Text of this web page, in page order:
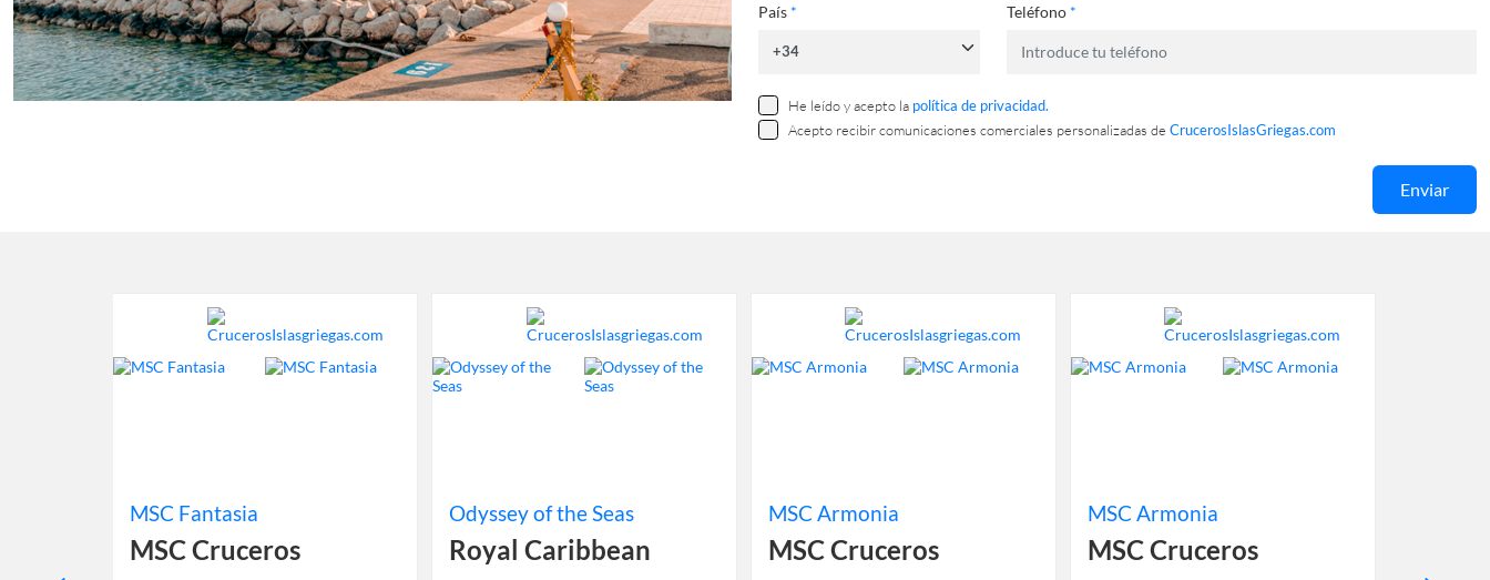
País * Teléfono *
He leído y acepto la política de privacidad.
Acepto recibir comunicaciones comerciales personalizadas de CrucerosIslasGriegas.com
Enviar
MSC Fantasia
MSC Cruceros
Odyssey of the Seas
Royal Caribbean
MSC Armonia
MSC Cruceros
MSC Armonia
MSC Cruceros